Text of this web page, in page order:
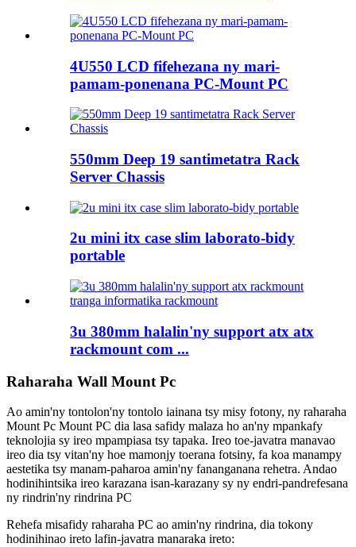
4U550 LCD fifehezana ny mari-
pamam-ponenana PC-Mount PC
550mm Deep 19 santimetatra Rack
Server Chassis
2u mini itx case slim laborato-bidy
portable
3u 380mm halalin'ny support atx atx
rackmount com ...
Raharaha Wall Mount Pc
Ao amin'ny tontolon'ny tontolo iainana tsy misy fotony, ny raharaha
Mount Pc Mount PC dia lasa safidy malaza ho an'ny mpankafy
teknolojia sy ireo mpampiasa tsy tapaka. Ireo toe-javatra manavao
ireo dia tsy vitan'ny hoe mamonjy toerana fotsiny, fa koa manampy
aestetika tsy manam-paharoa amin'ny fananganana rehetra. Andao
hodinihintsika ireo karazana isan-karazany sy ny endri-pandrefesana
ny rindrin'ny rindrina PC
Rehefa misafidy raharaha PC ao amin'ny rindrina, dia tokony
hodinihinao ireto lafin-javatra manaraka ireto: